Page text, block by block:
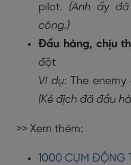
pilot. (Anh ấy
công.)
Đầu hàng, chịu
đột
Ví dụ: The
(Kẻ địch đã đầu
>> Xem thêm:
1000 CỤM ĐỘNG